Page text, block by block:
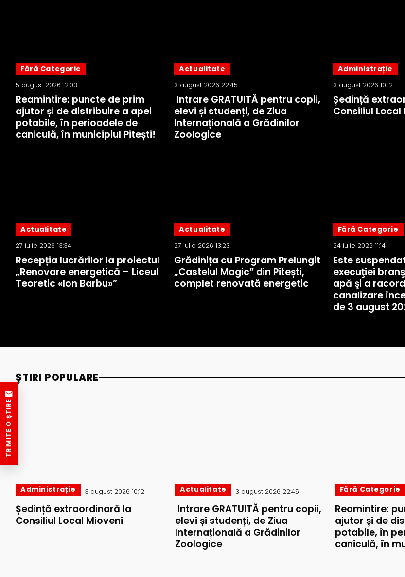
Fără Categorie
5 august 2026 12:03
Reamintire: puncte de prim
ajutor și de distribuire a apei
potabile, în perioadele de
caniculă, în municipiul Pitești!
Actualitate
3 august 2026 22:45
Intrare GRATUITĂ pentru copii,
elevi și studenți, de Ziua
Internațională a Grădinilor
Zoologice
Administrație
3 august 2026 10:12
Ședință
Consiliul Local
Actualitate
27 iulie 2026 13:34
Recepția lucrărilor la proiectul
„Renovare energetică – Liceul
Teoretic «Ion Barbu»”
Actualitate
27 iulie 2026 13:23
Grădinița cu Program Prelungit
„Castelul Magic” din Pitești,
complet renovată energetic
Fără Categorie
24 iulie 2026 11:14
Este
execuţiei
apă şi a
canalizare
de 3 august
ȘTIRI POPULARE
Administrație 3 august 2026 10:12
Ședință extraordinară la
Consiliul Local Mioveni
Actualitate 3 august 2026 22:45
Intrare GRATUITĂ pentru copii,
elevi și studenți, de Ziua
Internațională a Grădinilor
Zoologice
Fără Categorie
Reamintire:
ajutor și de
potabile, în
caniculă, în
TRIMITE O ȘTIRE